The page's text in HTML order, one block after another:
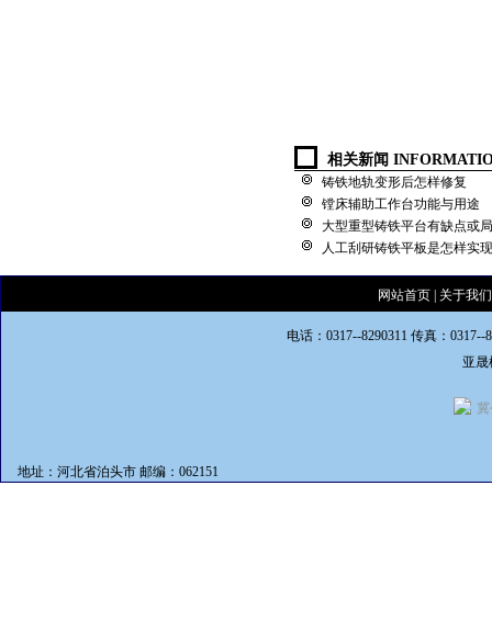
相关新闻
铸铁地轨变形后怎样修复
镗床辅助工作台功能与用途
大型重型铸铁平台有缺点或
人工刮研铸铁平板是怎样实
网站首页| 关于我们
电话：0317--8290311 传真：0317--
亚
冀
地址：河北省泊头市 邮编：062151